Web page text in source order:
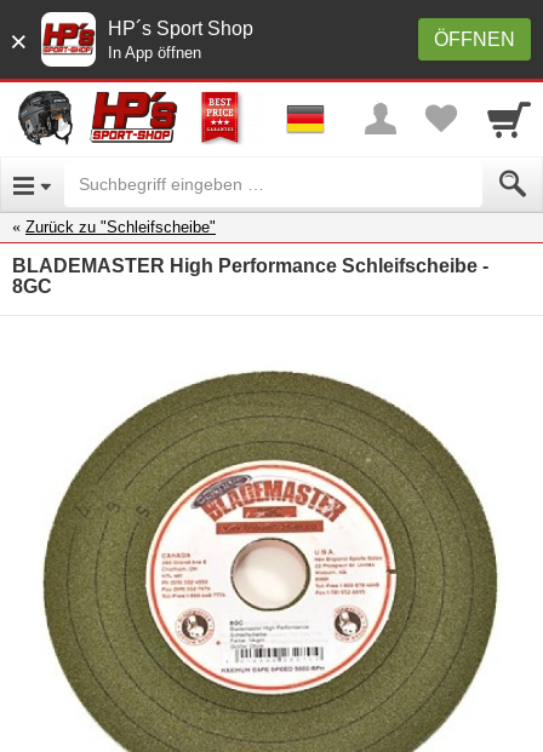
× ÖFFNEN
HP´s Sport Shop
In App öffnen
Zurück zu "Schleifscheibe"
BLADEMASTER High Performance Schleifscheibe -
8GC